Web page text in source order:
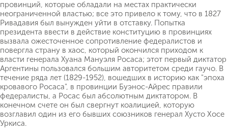
провинций, которые обладали на местах практически
неограниченной властью; все это привело к тому, что в 1827
Ривадавия был вынужден уйти в отставку. Попытка
президента ввести в действие конституцию в провинциях
вызвала ожесточенное сопротивление федералистов и
повергла страну в хаос, который окончился приходом к
власти генерала Хуана Мануэля Росаса; этот первый диктатор
Аргентины пользовался большим авторитетом среди гаучо. В
течение ряда лет (1829-1952), вошедших в историю как "эпоха
кровавого Росаса", в провинции Буэнос-Айрес правили
федералисты, а Росас был абсолютным диктатором. В
конечном счете он был свергнут коалицией, которую
возглавил один из его бывших союзников генерал Хусто Хосе
Уркиса.